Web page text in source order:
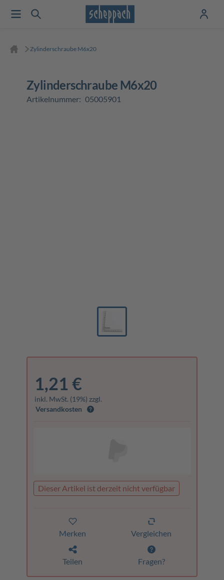
Zylinderschraube M6x20
Zylinderschraube M6x20
Artikelnummer: 05005901
1,21 €
inkl. MwSt. (19%) zzgl.
Versandkosten
Dieser Artikel ist derzeit nicht verfügbar
Merken Vergleichen
Teilen Fragen?